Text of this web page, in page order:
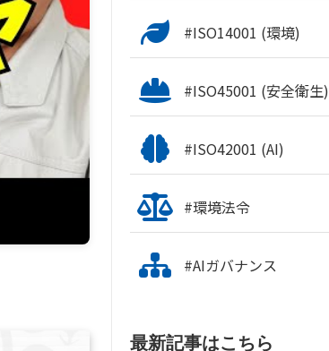
#ISO14001 (環境)
#ISO45001 (安全衛生)
#ISO42001 (AI)
#環境法令
#AIガバナンス
最新記事はこちら